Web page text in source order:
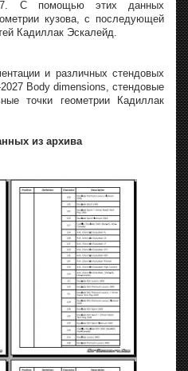
С помощью этих данных
кузова, с последующей
Кадиллак Эскалейд.
и различных стендовых
Body dimensions, стендовые
точки геометрии Кадиллак
из архива